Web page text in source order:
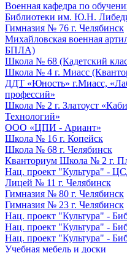
Военная кафедра по
Библиотеки им. Ю.Н.
Гимназия № 76 г. Челябинск
Михайловская военная
БПЛА)
Школа № 68 (Кадетский
Школа № 4 г. Миасс
ДДТ «Юность» г.Миасс,
профессий»
Школа № 2 г. Златоуст
Технологий»
ООО «ЦПИ - Ариант»
Школа № 16 г. Копейск
Школа № 68 г. Челябинск
Кванториум Школа № 2 г.
Нац. проект "Культура" -
Лицей № 11 г. Челябинск
Гимназия № 80 г. Челябинск
Гимназия № 23 г. Челябинск
Нац. проект "Культура" -
Нац. проект "Культура" -
Нац. проект "Культура" -
Учебная мебель и доски